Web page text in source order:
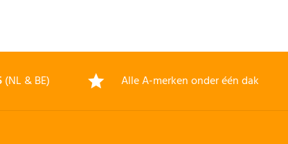
(NL & BE) Alle A-merken onder één dak